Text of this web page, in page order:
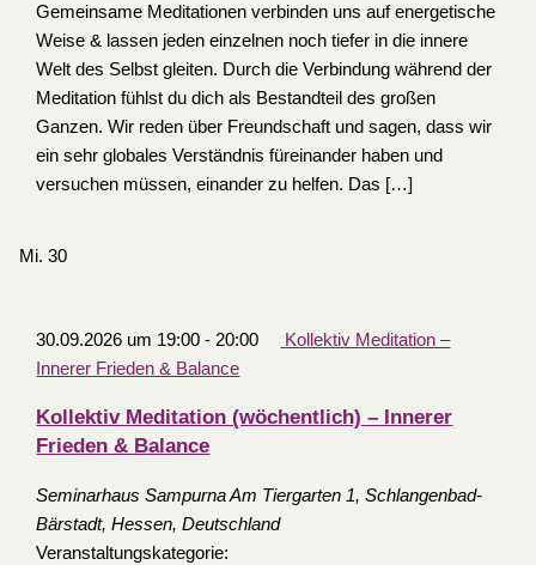
Gemeinsame Meditationen verbinden uns auf energetische
Weise & lassen jeden einzelnen noch tiefer in die innere
Welt des Selbst gleiten. Durch die Verbindung während der
Meditation fühlst du dich als Bestandteil des großen
Ganzen. Wir reden über Freundschaft und sagen, dass wir
ein sehr globales Verständnis füreinander haben und
versuchen müssen, einander zu helfen. Das […]
Mi. 30
30.09.2026 um 19:00 -20:00
Kollektiv Meditation –
Innerer Frieden & Balance
Kollektiv Meditation (wöchentlich) – Innerer
Frieden & Balance
Seminarhaus SampurnaAm Tiergarten 1, Schlangenbad-
Bärstadt, Hessen, Deutschland
Veranstaltungskategorie: